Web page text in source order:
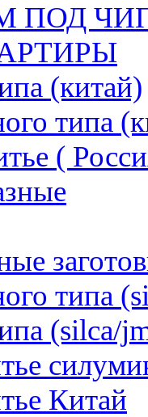
ПОД
(китай)
типа
(
типа
(silca/
Китай